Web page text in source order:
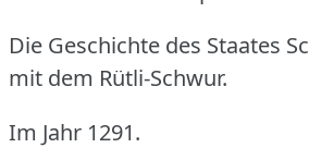
Die Geschichte des Staates
mit dem Rütli-Schwur.
Im Jahr 1291.